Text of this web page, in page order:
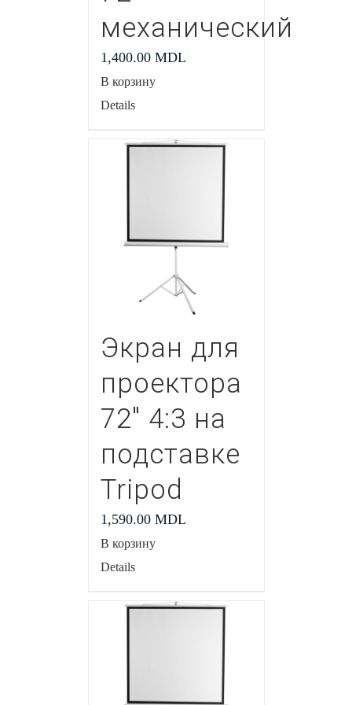
механический
1,400.00 MDL
В корзину
Details
Экран для
проектора
72″ 4:3 на
подставке
Tripod
1,590.00 MDL
В корзину
Details